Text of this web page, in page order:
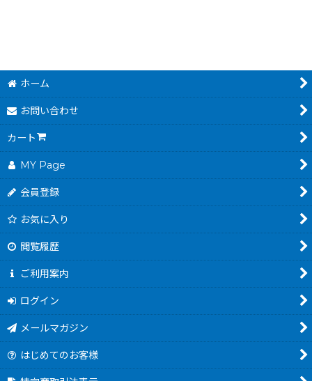
ホーム
お問い合わせ
カート
MY Page
会員登録
お気に入り
閲覧履歴
ご利用案内
ログイン
メールマガジン
はじめてのお客様